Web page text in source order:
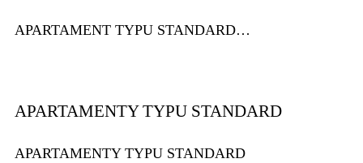
APARTAMENT TYPU STANDARD…
APARTAMENTY TYPU STANDARD
APARTAMENTY TYPU STANDARD